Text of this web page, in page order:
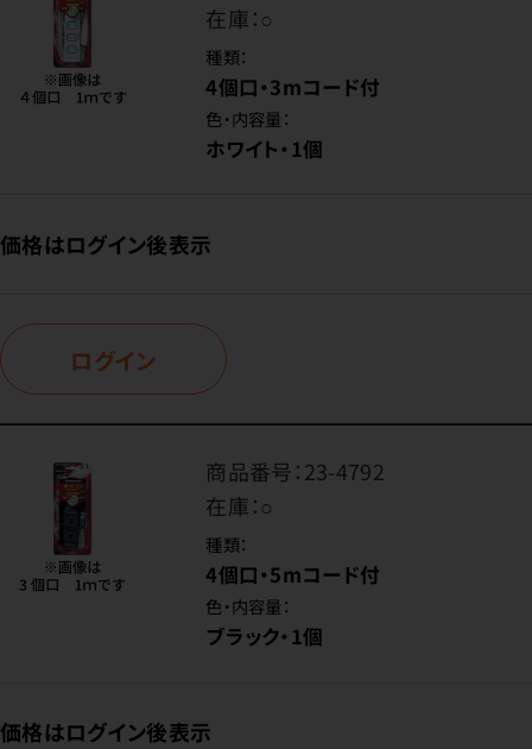
在庫：○
種類：
4個口・3mコード付
色・内容量：
ホワイト・1個
価格はログイン後表示
ログイン
商品番号：23-4792
在庫：○
種類：
4個口・5mコード付
色・内容量：
ブラック・1個
価格はログイン後表示